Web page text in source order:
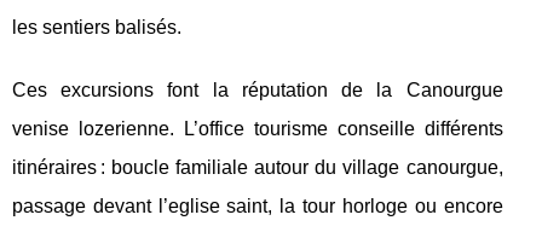
les sentiers balisés.
Ces excursions font la réputation de la Canourgue
venise lozerienne. L’office tourisme conseille différents
itinéraires : boucle familiale autour du village canourgue,
passage devant l’eglise saint, la tour horloge ou encore